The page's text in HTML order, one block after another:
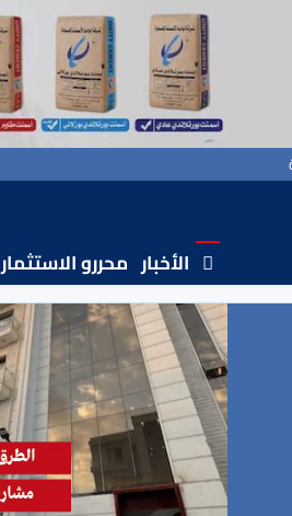
الأخبار محررو الاستثمار